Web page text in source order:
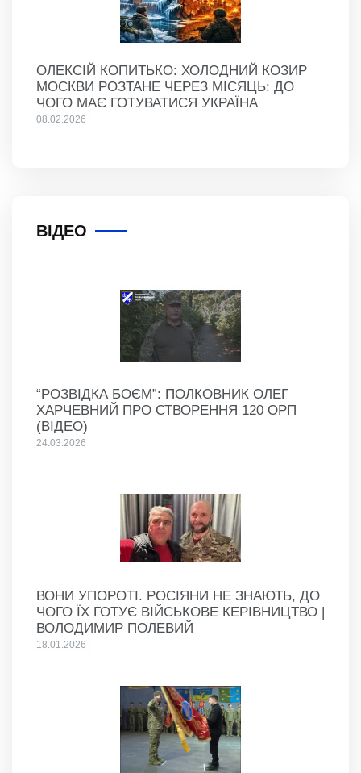
ОЛЕКСІЙ КОПИТЬКО: ХОЛОДНИЙ КОЗИР
МОСКВИ РОЗТАНЕ ЧЕРЕЗ МІСЯЦЬ: ДО
ЧОГО МАЄ ГОТУВАТИСЯ УКРАЇНА
08.02.2026
ВІДЕО
“РОЗВІДКА БОЄМ”: ПОЛКОВНИК ОЛЕГ
ХАРЧЕВНИЙ ПРО СТВОРЕННЯ 120 ОРП
(ВІДЕО)
24.03.2026
ВОНИ УПОРОТІ. РОСІЯНИ НЕ ЗНАЮТЬ, ДО
ЧОГО ЇХ ГОТУЄ ВІЙСЬКОВЕ КЕРІВНИЦТВО |
ВОЛОДИМИР ПОЛЕВИЙ
18.01.2026